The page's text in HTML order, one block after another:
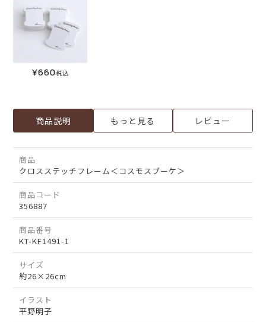
¥660税込
商品説明 もっと見る レビュー
商品
クロスステッチフレーム＜コスモスブーケ＞
商品コード
356887
商品番号
KT-KF1491-1
サイズ
約26×26cm
イラスト
平野明子